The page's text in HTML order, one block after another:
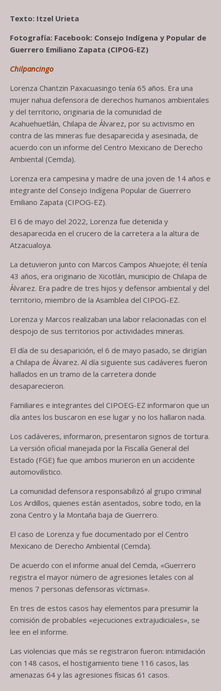
Texto: Itzel Urieta
Fotografía: Facebook: Consejo Indígena y Popular de
Guerrero Emiliano Zapata (CIPOG-EZ)
Chilpancingo
Lorenza Chantzin Paxacuasingo tenía 65 años. Era una
mujer nahua defensora de derechos humanos ambientales
y del territorio, originaria de la comunidad de
Acahuehuetlán, Chilapa de Álvarez, por su activismo en
contra de las mineras fue desaparecida y asesinada, de
acuerdo con un informe del Centro Mexicano de Derecho
Ambiental (Cemda).
Lorenza era campesina y madre de una joven de 14 años e
integrante del Consejo Indígena Popular de Guerrero
Emiliano Zapata (CIPOG-EZ).
El 6 de mayo del 2022, Lorenza fue detenida y
desaparecida en el crucero de la carretera a la altura de
Atzacualoya.
La detuvieron junto con Marcos Campos Ahuejote; él tenía
43 años, era originario de Xicotlán, municipio de Chilapa de
Álvarez. Era padre de tres hijos y defensor ambiental y del
territorio, miembro de la Asamblea del CIPOG-EZ.
Lorenza y Marcos realizaban una labor relacionadas con el
despojo de sus territorios por actividades mineras.
El día de su desaparición, el 6 de mayo pasado, se dirigían
a Chilapa de Álvarez. Al día siguiente sus cadáveres fueron
hallados en un tramo de la carretera donde
desaparecieron.
Familiares e integrantes del CIPOEG-EZ informaron que un
día antes los buscaron en ese lugar y no los hallaron nada.
Los cadáveres, informaron, presentaron signos de tortura.
La versión oficial manejada por la Fiscalía General del
Estado (FGE) fue que ambos murieron en un accidente
automovilístico.
La comunidad defensora responsabilizó al grupo criminal
Los Ardillos, quienes están asentados, sobre todo, en la
zona Centro y la Montaña baja de Guerrero.
El caso de Lorenza y fue documentado por el Centro
Mexicano de Derecho Ambiental (Cemda).
De acuerdo con el informe anual del Cemda, «Guerrero
registra el mayor número de agresiones letales con al
menos 7 personas defensoras víctimas».
En tres de estos casos hay elementos para presumir la
comisión de probables «ejecuciones extrajudiciales», se
lee en el informe.
Las violencias que más se registraron fueron: intimidación
con 148 casos, el hostigamiento tiene 116 casos, las
amenazas 64 y las agresiones físicas 61 casos.